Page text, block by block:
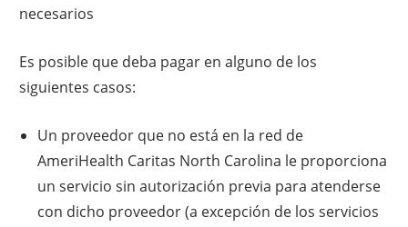
necesarios
Es posible que deba pagar en alguno de los
siguientes casos:
Un proveedor que no está en la red de
AmeriHealth Caritas North Carolina le proporciona
un servicio sin autorización previa para atenderse
con dicho proveedor (a excepción de los servicios